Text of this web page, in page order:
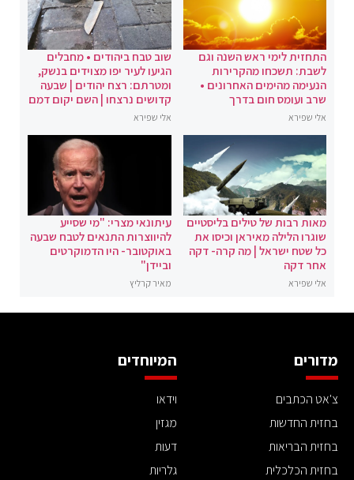
התחזית לימי ראש השנה וגם
לשבת: תשכחו מהקרירות
הנעימה מהימים האחרונים •
שרב ועומס חום בדרך
אלי שפירא
שוב טבח ביהודים • מחבלים
הגיעו לעיר יפו מצוידים בנשק,
ומטרתם: רצח יהודים | שבעה
קדושים נרצחו | השם יקום דמם
אלי שפירא
מאות רבות של טילים בליסטיים
שוגרו הלילה מאיראן וכיסו את
כל שטח ישראל | מה קרה- דקה
אחר דקה
אלי שפירא
עיתונאי מצרי: "מי שסייע
להיווצרות התנאים לטבח שבעה
באוקטובר- היו הדמוקרטים
וביידן"
מאיר קרליץ
מדורים
צ'אט הכתבים
בחזית החדשות
בחזית הבריאות
בחזית הכלכלית
המיוחדים
וידאו
מגזין
דעות
גלריות